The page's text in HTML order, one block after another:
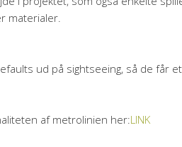
materialer.
ud på sightseeing, så de får
af metrolinien her:LINK